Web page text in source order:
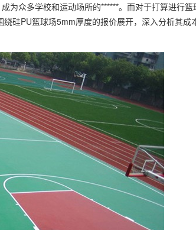
为众多学校和运动场所的******。而对于打算进行
硅PU篮球场5mm厚度的报价展开，深入分析其成